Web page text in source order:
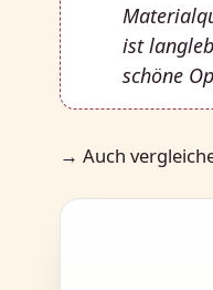
ist
schöne
→ Auch